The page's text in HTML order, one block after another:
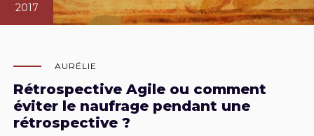
2017
AURÉLIE
Rétrospective Agile ou comment
éviter le naufrage pendant une
rétrospective ?